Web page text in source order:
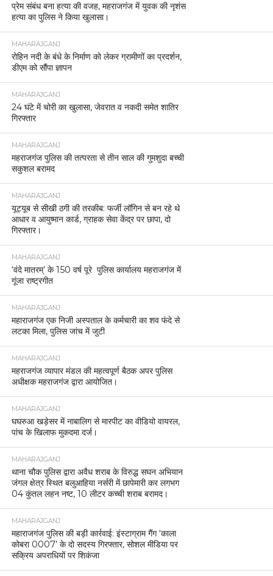
प्रेम संबंध बना हत्या की वजह, महराजगंज में युवक की नृशंस
हत्या का पुलिस ने किया खुलासा।
MAHARAJGANJ
रोहिन नदी के बंधे के निर्माण को लेकर ग्रामीणों का प्रदर्शन,
डीएम को सौंपा ज्ञापन
MAHARAJGANJ
24 घंटे में चोरी का खुलासा, जेवरात व नकदी समेत शातिर
गिरफ्तार
MAHARAJGANJ
महराजगंज पुलिस की तत्परता से तीन साल की गुमशुदा बच्ची
सकुशल बरामद
MAHARAJGANJ
यूट्यूब से सीखी ठगी की तरकीब: फर्जी लॉगिन से बन रहे थे
आधार व आयुष्मान कार्ड, ग्राहक सेवा केंद्र पर छापा, दो
गिरफ्तार।
MAHARAJGANJ
‘वंदे मातरम्’ के 150 वर्ष पूरे पुलिस कार्यालय महराजगंज में
गूंजा राष्ट्रगीत
MAHARAJGANJ
महाराजगंज एक निजी अस्पताल के कर्मचारी का शव फंदे से
लटका मिला, पुलिस जांच में जुटी
MAHARAJGANJ
महराजगंज व्यापार मंडल की महत्वपूर्ण बैठक अपर पुलिस
अधीक्षक महराजगंज द्वारा आयोजित।
MAHARAJGANJ
घघरुआ खड़ेसर में नाबालिग से मारपीट का वीडियो वायरल,
पांच के खिलाफ मुकदमा दर्ज।
MAHARAJGANJ
थाना चौक पुलिस द्वारा अवैध शराब के विरुद्ध सघन अभियान
जंगल क्षेत्र स्थित बलुआहिया नर्सरी में छापेमारी कर लगभग
04 कुंतल लहन नष्ट, 10 लीटर कच्ची शराब बरामद।
MAHARAJGANJ
महाराजगंज पुलिस की बड़ी कार्रवाई: इंस्टाग्राम गैंग ‘काला
कोबरा 0007’ के दो सदस्य गिरफ्तार, सोशल मीडिया पर
सक्रिय अपराधियों पर शिकंजा